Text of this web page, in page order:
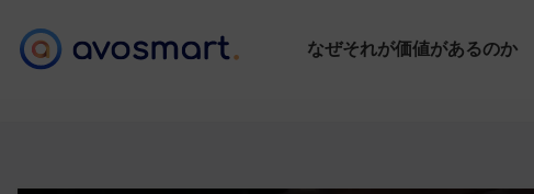
なぜそれが価値があるのか